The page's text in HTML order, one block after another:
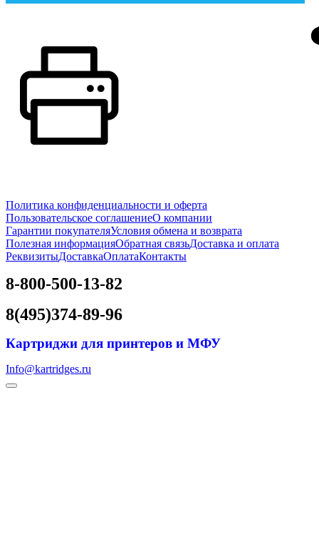
Политика конфиденциальности и оферта
Пользовательское соглашениеО компании
Гарантии покупателяУсловия обмена и возврата
Полезная информацияОбратная связьДоставка и оплата
РеквизитыДоставкаОплатаКонтакты
8-800-500-13-82
8(495)374-89-96
Картриджи для принтеров и МФУ
Info@kartridges.ru